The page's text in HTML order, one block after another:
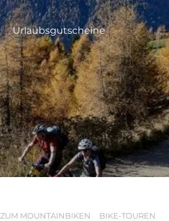
Urlaubsgutscheine
ZUM MOUNTAINBIKEN BIKE-TOUREN